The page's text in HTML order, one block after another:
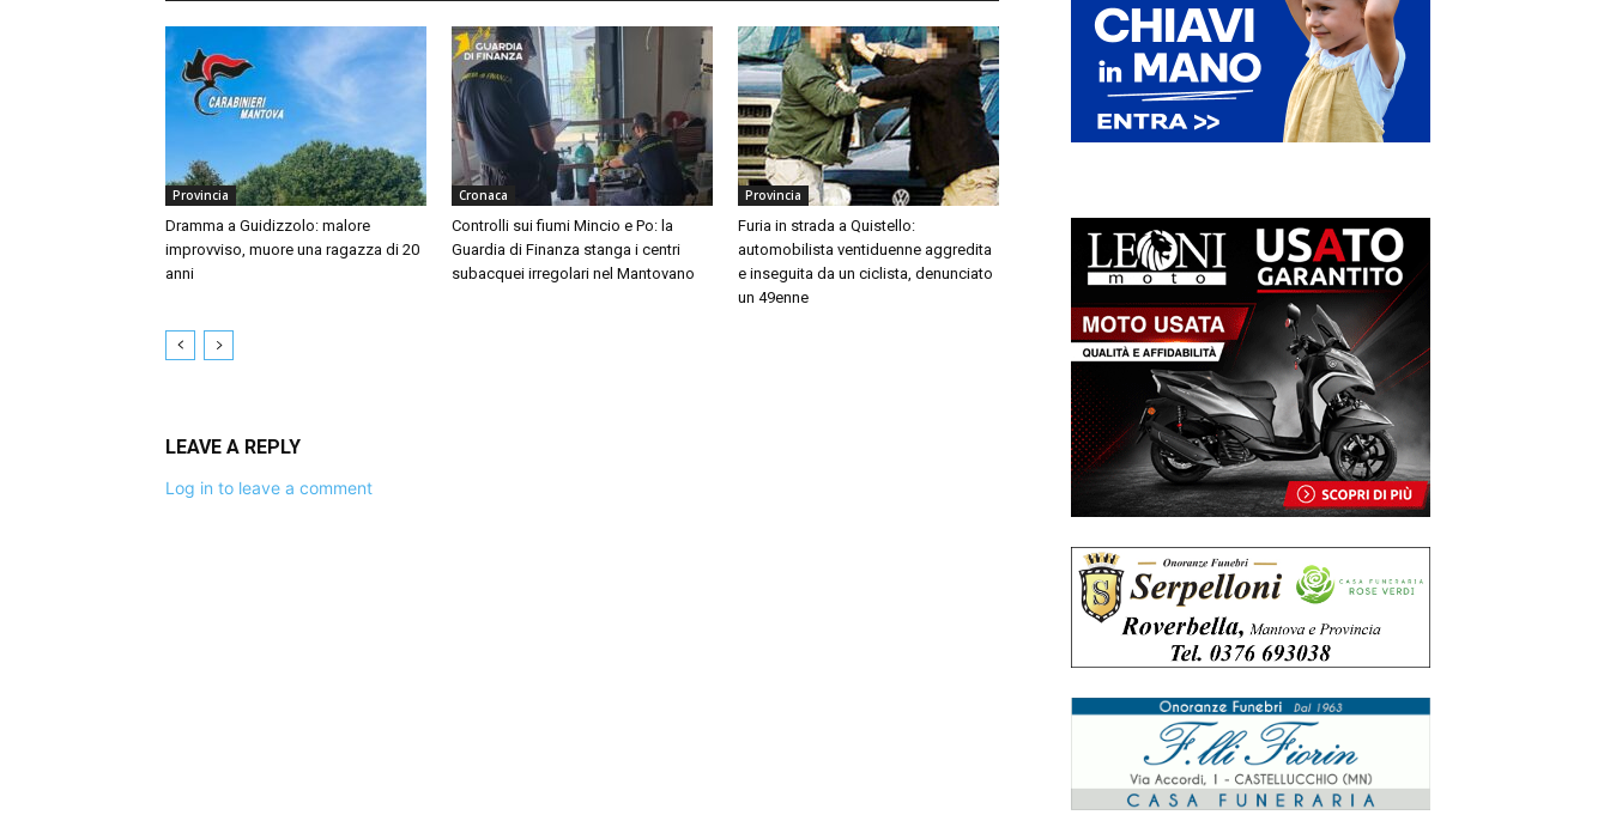
Provincia
Dramma a Guidizzolo: malore
improvviso, muore una ragazza di 20
anni
Cronaca
Controlli sui fiumi Mincio e Po: la
Guardia di Finanza stanga i centri
subacquei irregolari nel Mantovano
Provincia
Furia in strada a Quistello:
automobilista ventiduenne aggredita
e inseguita da un ciclista, denunciato
un 49enne
LEAVE A REPLY
Log in to leave a comment